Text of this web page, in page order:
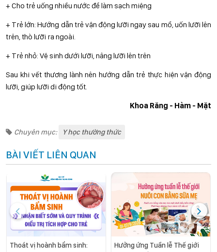
+ Cho trẻ uống nhiều nước để làm sạch miệng
+ Trẻ lớn: Hướng dẫn trẻ vận động lưỡi ngay sau mổ, uốn lưỡi lên
trên, thò lưỡi ra ngoài.
+ Trẻ nhỏ: Vệ sinh dưới lưỡi, nâng lưỡi lên trên
Sau khi vết thương lành nên hướng dẫn trẻ thực hiện vận động
lưỡi, giúp lưỡi di động tốt.
Khoa Răng - Hàm - Mặt
Chuyên mục: Y học thường thức
BÀI VIẾT LIÊN QUAN
Thoát vị hoành bẩm sinh:
Hưởng ứng Tuần lễ Thế giới